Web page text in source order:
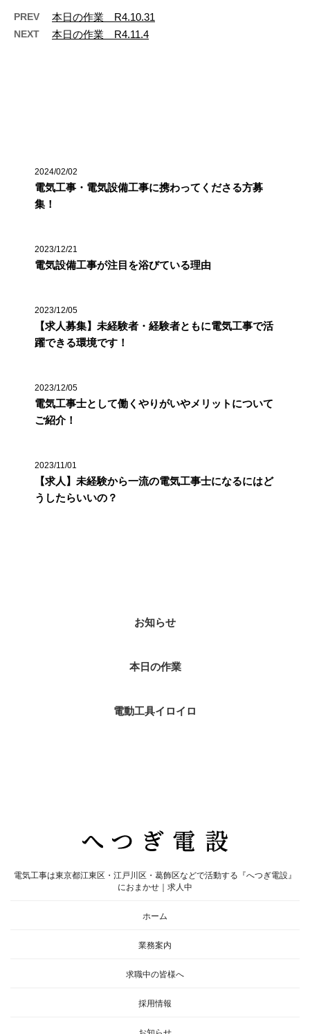
PREV 本日の作業 R4.10.31
NEXT 本日の作業 R4.11.4
2024/02/02
電気工事・電気設備工事に携わってくださる方募
集！
2023/12/21
電気設備工事が注目を浴びている理由
2023/12/05
【求人募集】未経験者・経験者ともに電気工事で活
躍できる環境です！
2023/12/05
電気工事士として働くやりがいやメリットについて
ご紹介！
2023/11/01
【求人】未経験から一流の電気工事士になるにはど
うしたらいいの？
お知らせ
本日の作業
電動工具イロイロ
電気工事は東京都江東区・江戸川区・葛飾区などで活動する『へつぎ電設』
におまかせ｜求人中
ホーム
業務案内
求職中の皆様へ
採用情報